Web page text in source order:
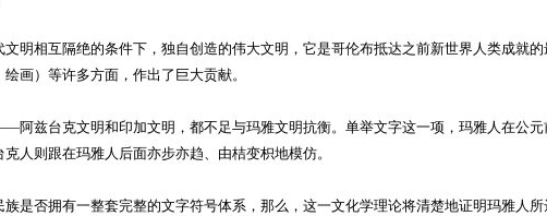
相互隔绝的条件下，独自创造的伟大文明，它是哥伦布抵达之前新世界人类成就
画）等许多方面，作出了巨大贡献。
台克文明和印加文明，都不足与玛雅文明抗衡。单举文字这一项，玛雅人在公
人则跟在玛雅人后面亦步亦趋、由桔变枳地模仿。
否拥有一整套完整的文字符号体系，那么，这一文化学理论将清楚地证明玛雅人